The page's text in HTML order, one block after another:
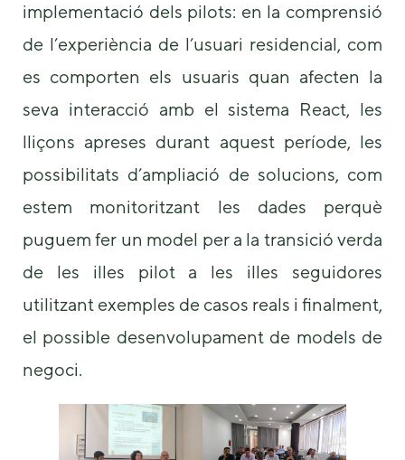
implementació dels pilots: en la comprensió
de l’experiència de l’usuari residencial, com
es comporten els usuaris quan afecten la
seva interacció amb el sistema React, les
lliçons apreses durant aquest període, les
possibilitats d’ampliació de solucions, com
estem monitoritzant les dades perquè
puguem fer un model per a la transició verda
de les illes pilot a les illes seguidores
utilitzant exemples de casos reals i finalment,
el possible desenvolupament de models de
negoci.
content and